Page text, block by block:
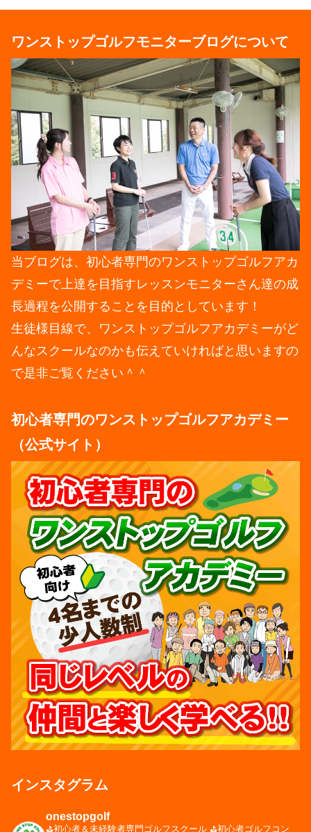
ワンストップゴルフモニターブログについて
当ブログは、初心者専門のワンストップゴルフアカ
デミーで上達を目指すレッスンモニターさん達の成
長過程を公開することを目的としています！
生徒様目線で、ワンストップゴルフアカデミーがど
んなスクールなのかも伝えていければと思いますの
で是非ご覧ください＾＾
初心者専門のワンストップゴルフアカデミー
（公式サイト）
インスタグラム
onestopgolf
⛳️初心者＆未経験者専門ゴルフスクール ⛳️初心者ゴルフコン